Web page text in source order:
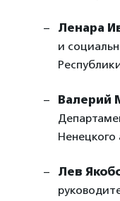
Ленара
и
Валерий
Ненецкого
Лев